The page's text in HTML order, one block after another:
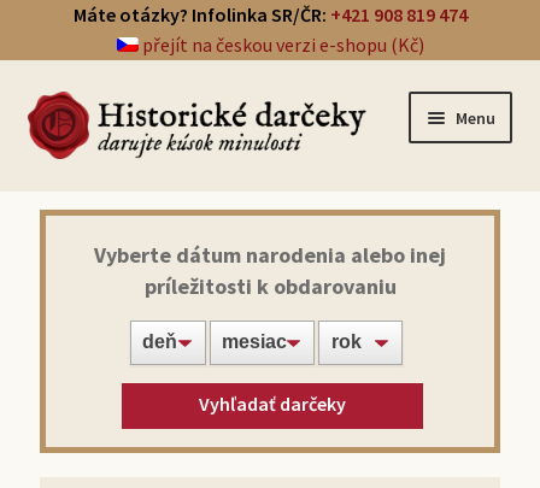
Máte otázky? Infolinka SR/ČR: +421 908 819 474
přejít na českou verzi e-shopu (Kč)
Menu
Prehľad darčekov
Noviny zo dňa narodenia
Víno z roku narodenia
Vyberte dátum narodenia alebo inej
príležitosti k obdarovaniu
Vyhľadať darčeky